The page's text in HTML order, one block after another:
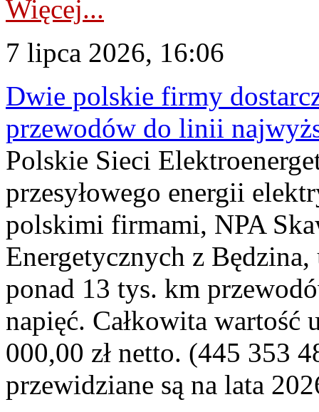
Więcej...
7 lipca 2026, 16:06
Dwie polskie firmy
przewodów do linii
Polskie Sieci
przesyłowego energii
polskimi firmami, NPA
Energetycznych z
ponad 13 tys. km
napięć. Całkowita
000,00 zł netto. (445 353
przewidziane są na lata